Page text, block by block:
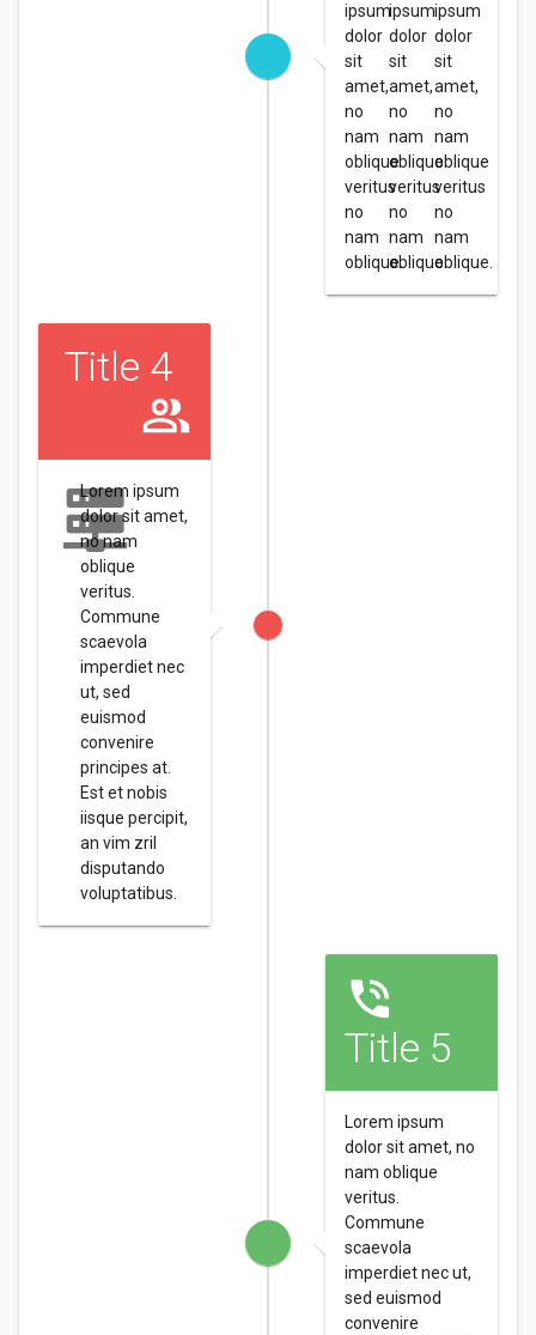
ipsum
dolor
sit
amet,
no
nam
oblique
veritus
no
nam
oblique.
ipsum
dolor
sit
amet,
no
nam
oblique
veritus
no
nam
oblique.
ipsum
dolor
sit
amet,
no
nam
oblique
veritus
no
nam
oblique.
Title 4
Lorem ipsum
dolor sit amet,
no nam
oblique
veritus.
Commune
scaevola
imperdiet nec
ut, sed
euismod
convenire
principes at.
Est et nobis
iisque percipit,
an vim zril
disputando
voluptatibus.
Title 5
Lorem ipsum
dolor sit amet, no
nam oblique
veritus.
Commune
scaevola
imperdiet nec ut,
sed euismod
convenire